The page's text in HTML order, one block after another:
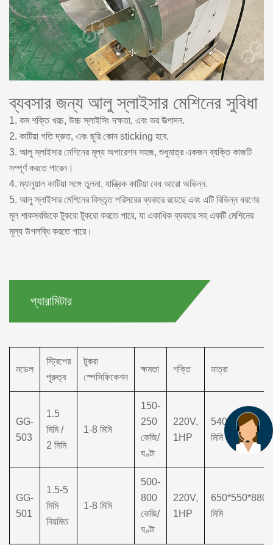
ব্যবসার জন্য আলু স্লাইসার মেশিনের সুবিধা
1. কম শক্তি খরচ, উচ্চ স্লাইসিং দক্ষতা, এবং ভর উত্পাদন.
2. কাটিয়া গতি দ্রুত, এবং ছুরি কোন sticking হবে.
3. আলু স্লাইসার মেশিনের মূল্য অপারেশন সহজ, শুধুমাত্র একজন ব্যক্তি কাজটি
সম্পূর্ণ করতে পারেন।
4. ম্যানুয়াল কাটিয়া সঙ্গে তুলনা, যান্ত্রিক কাটিয়া বেধ আরো অভিন্ন.
5. আলু স্লাইসার মেশিনের বিস্তৃত পরিসরের ব্যবহার রয়েছে এবং এটি বিভিন্ন ধরণের
মূল শাকসবজিকে টুকরো টুকরো করতে পারে, যা একাধিক ব্যবহার সহ একটি মেশিনের
মূল্য উপলব্ধি করতে পারে।
প্যারামিটার
মডেল
স্ট্রিপের
পুরুত্ব
টুকরা
স্পেসিফিকেশন
ক্ষমতা শক্তি মাত্রা
GG-
503
1.5
মিমি /
2 মিমি
1-8 মিমি
150-
250
কেজি/
ঘণ্টা
220V,
1HP
540*400*560
মিমি
GG-
501
1.5-5
মিমি
নিয়মিত
1-8 মিমি
500-
800
কেজি/
ঘণ্টা
220V,
1HP
650*550*880
মিমি